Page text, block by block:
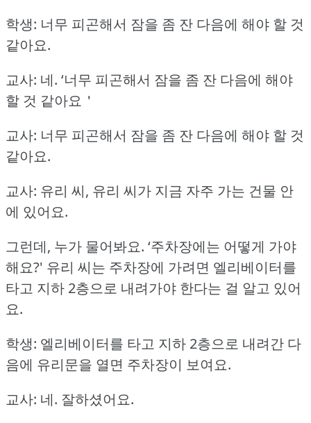
학생: 너무 피곤해서 잠을 좀 잔 다음에 해야 할 것
같아요.
교사: 네. ‘너무 피곤해서 잠을 좀 잔 다음에 해야
할 것 같아요＇
교사: 너무 피곤해서 잠을 좀 잔 다음에 해야 할 것
같아요.
교사: 유리 씨, 유리 씨가 지금 자주 가는 건물 안
에 있어요.
그런데, 누가 물어봐요. ‘주차장에는 어떻게 가야
해요?' 유리 씨는 주차장에 가려면 엘리베이터를
타고 지하 2층으로 내려가야 한다는 걸 알고 있어
요.
학생: 엘리베이터를 타고 지하 2층으로 내려간 다
음에 유리문을 열면 주차장이 보여요.
교사: 네. 잘하셨어요.